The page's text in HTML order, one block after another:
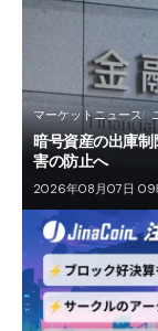
マーケットニュース
暗号資産の出庫
害の防止へ
2026年08月07日 09